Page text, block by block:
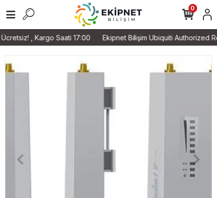
, Kargo Saati 17:00 Ekipnet Bilişim Ubiquiti Authorized
0